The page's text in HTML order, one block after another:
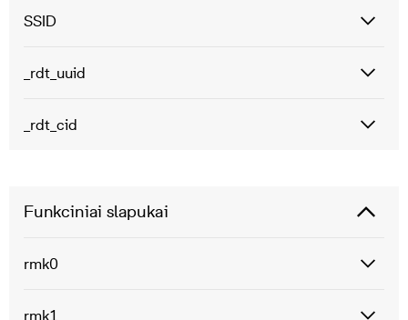
SSID
_rdt_uuid
_rdt_cid
Funkciniai slapukai
rmk0
rmk1